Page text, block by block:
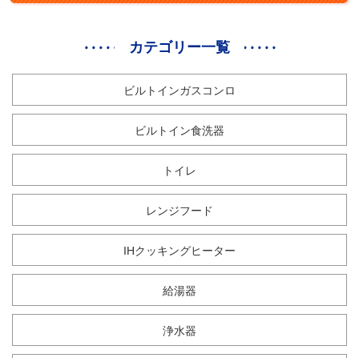
カテゴリー一覧
ビルトインガスコンロ
ビルトイン食洗器
トイレ
レンジフード
IHクッキングヒーター
給湯器
浄水器